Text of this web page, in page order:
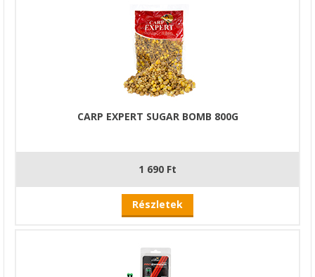
CARP EXPERT SUGAR BOMB 800G
1 690 Ft
Részletek